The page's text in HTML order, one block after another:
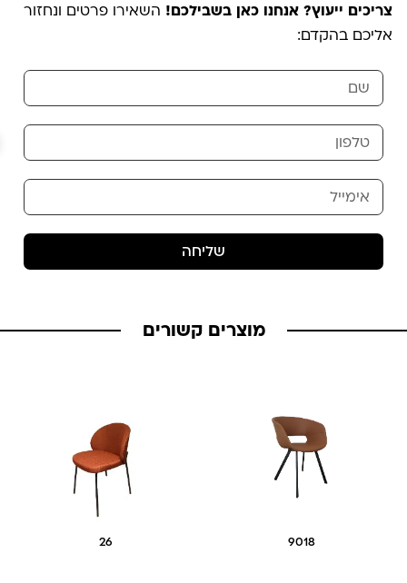
צריכים ייעוץ? אנחנו כאן בשבילכם! השאירו פרטים ונחזור
אליכם בהקדם:
שליחה
מוצרים קשורים
9018
26